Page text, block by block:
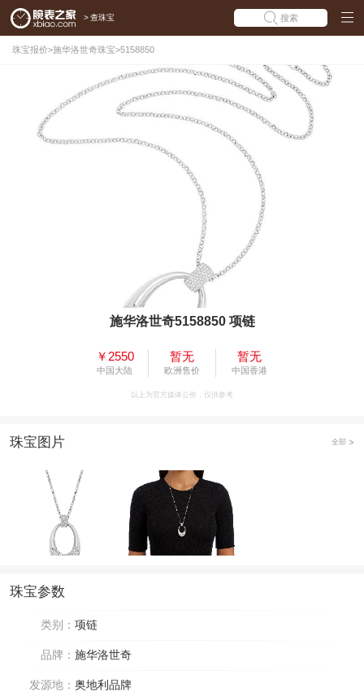
> 查珠宝 搜索
珠宝报价>施华洛世奇珠宝>5158850
施华洛世奇5158850 项链
￥2550
中国大陆
暂无
欧洲售价
暂无
中国香港
以上为官方媒体公价，仅供参考
珠宝图片 全部
珠宝参数
类别： 项链
品牌： 施华洛世奇
发源地： 奥地利品牌